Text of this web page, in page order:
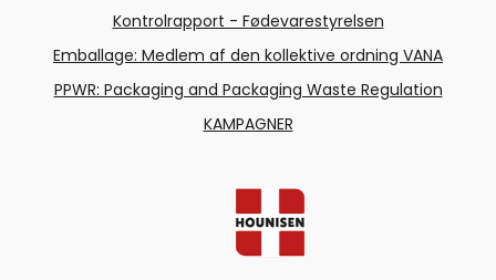
Kontrolrapport - Fødevarestyrelsen
Emballage: Medlem af den kollektive ordning VANA
PPWR: Packaging and Packaging Waste Regulation
KAMPAGNER